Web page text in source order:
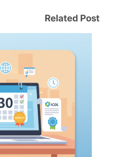
Related Post